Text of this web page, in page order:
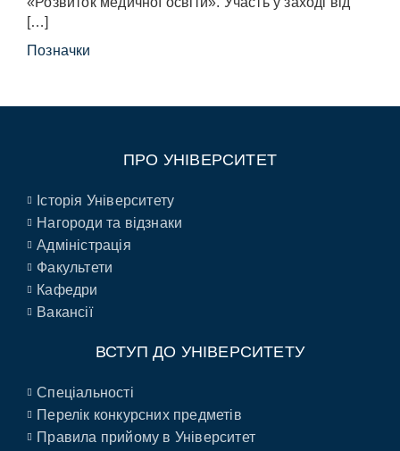
[…]
Позначки
ПРО УНІВЕРСИТЕТ
Історія Університету
Нагороди та відзнаки
Адміністрація
Факультети
Кафедри
Вакансії
ВСТУП ДО УНІВЕРСИТЕТУ
Спеціальності
Перелік конкурсних предметів
Правила прийому в Університет